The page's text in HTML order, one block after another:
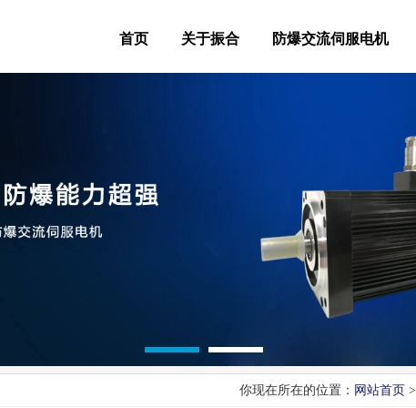
首页 关于振合 防爆交流伺服电机
你现在所在的位置： 网站首页 >